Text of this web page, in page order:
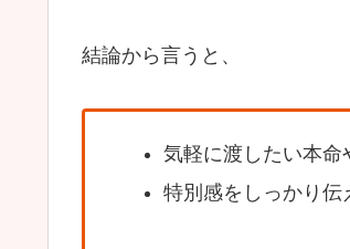
結論から言うと、
気軽に渡したい本命
特別感をしっかり伝